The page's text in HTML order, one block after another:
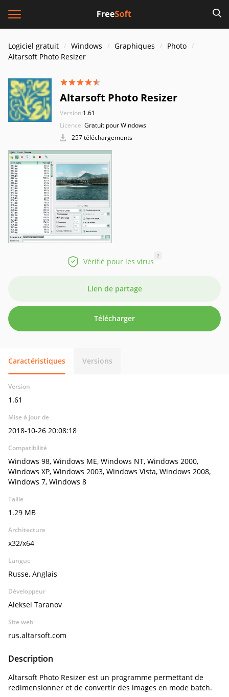
Logiciel gratuit Windows Graphiques
Photo
Altarsoft Photo Resizer
Altarsoft Photo Resizer
Version:1.61
Licence: Gratuit pour Windows
257 téléchargements
Vérifié pour les virus
?
Lien de partage
Télécharger
Caractéristiques Versions
Version
1.61
Mise à jour de
2018-10-26 20:08:18
Compatibilité
Windows 98, Windows ME, Windows NT, Windows 2000,
Windows XP, Windows 2003, Windows Vista, Windows 2008,
Windows 7, Windows 8
Taille
1.29 MB
Architecture
x32/x64
Langue
Russe, Anglais
Développeur
Aleksei Taranov
Site web
rus.altarsoft.com
Description
Altarsoft Photo Resizer est un programme permettant de
redimensionner et de convertir des images en mode batch.